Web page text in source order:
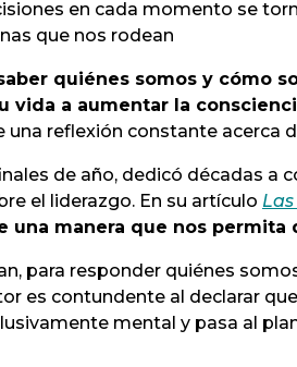
en cada momento se
que nos rodean
quiénes somos y cómo
vida a aumentar la
una reflexión constante acerca
de año, dedicó décadas a
el liderazgo. En su artículo
una manera que nos
para responder quiénes
es contundente al declarar
mental y pasa al